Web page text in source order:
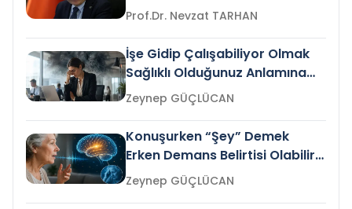
Prof.Dr. Nevzat TARHAN
İşe Gidip Çalışabiliyor Olmak
Sağlıklı Olduğunuz Anlamına
Gelir mi?Zeynep GÜÇLÜCAN
Konuşurken “Şey” Demek
Erken Demans Belirtisi Olabilir
mi?
Zeynep GÜÇLÜCAN